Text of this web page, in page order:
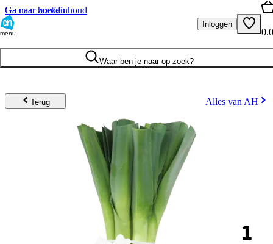
Ga naar hoofdinhoud
Ga naar zoeken
menu
Inloggen
Waar ben je naar op zoek?
Terug Alles van AH
1